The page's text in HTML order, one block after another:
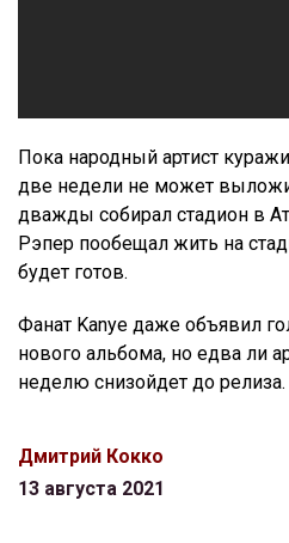
Пока народный артист
две недели не может
дважды собирал стадион в
Рэпер пообещал жить на
будет готов.
Фанат Kanye даже объявил
нового альбома, но едва ли
неделю снизойдет до релиза.
Дмитрий Кокко
13 августа 2021